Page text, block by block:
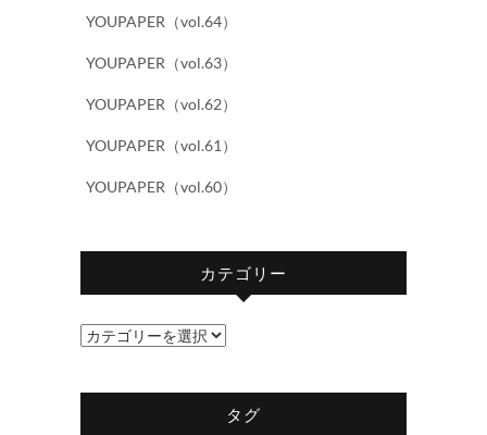
YOUPAPER（vol.64）
YOUPAPER（vol.63）
YOUPAPER（vol.62）
YOUPAPER（vol.61）
YOUPAPER（vol.60）
カテゴリー
カ
ゴ
タグ